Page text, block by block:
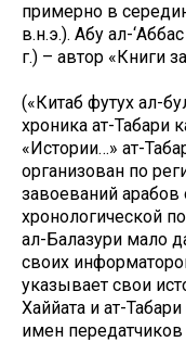
примерно в
в.н.э.). Абу ал-
г.) – автор «Книги
(«Китаб футух ал-
хроника ат-Табари
«Истории…» ат-
организован по
завоеваний арабов
хронологической
ал-Балазури мало
своих
указывает свои
Хаййата и ат-
имен